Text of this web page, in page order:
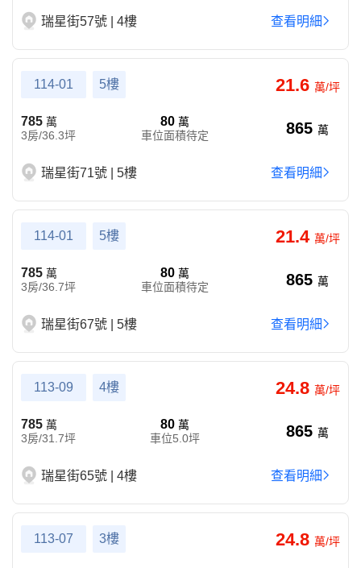
瑞星街57號 | 4樓 查看明細
114-01 5樓 21.6 萬/坪
785 萬
3房/36.3坪
80 萬
車位面積待定
865 萬
瑞星街71號 | 5樓 查看明細
114-01 5樓 21.4 萬/坪
785 萬
3房/36.7坪
80 萬
車位面積待定
865 萬
瑞星街67號 | 5樓 查看明細
113-09 4樓 24.8 萬/坪
785 萬
3房/31.7坪
80 萬
車位5.0坪
865 萬
瑞星街65號 | 4樓 查看明細
113-07 3樓 24.8 萬/坪